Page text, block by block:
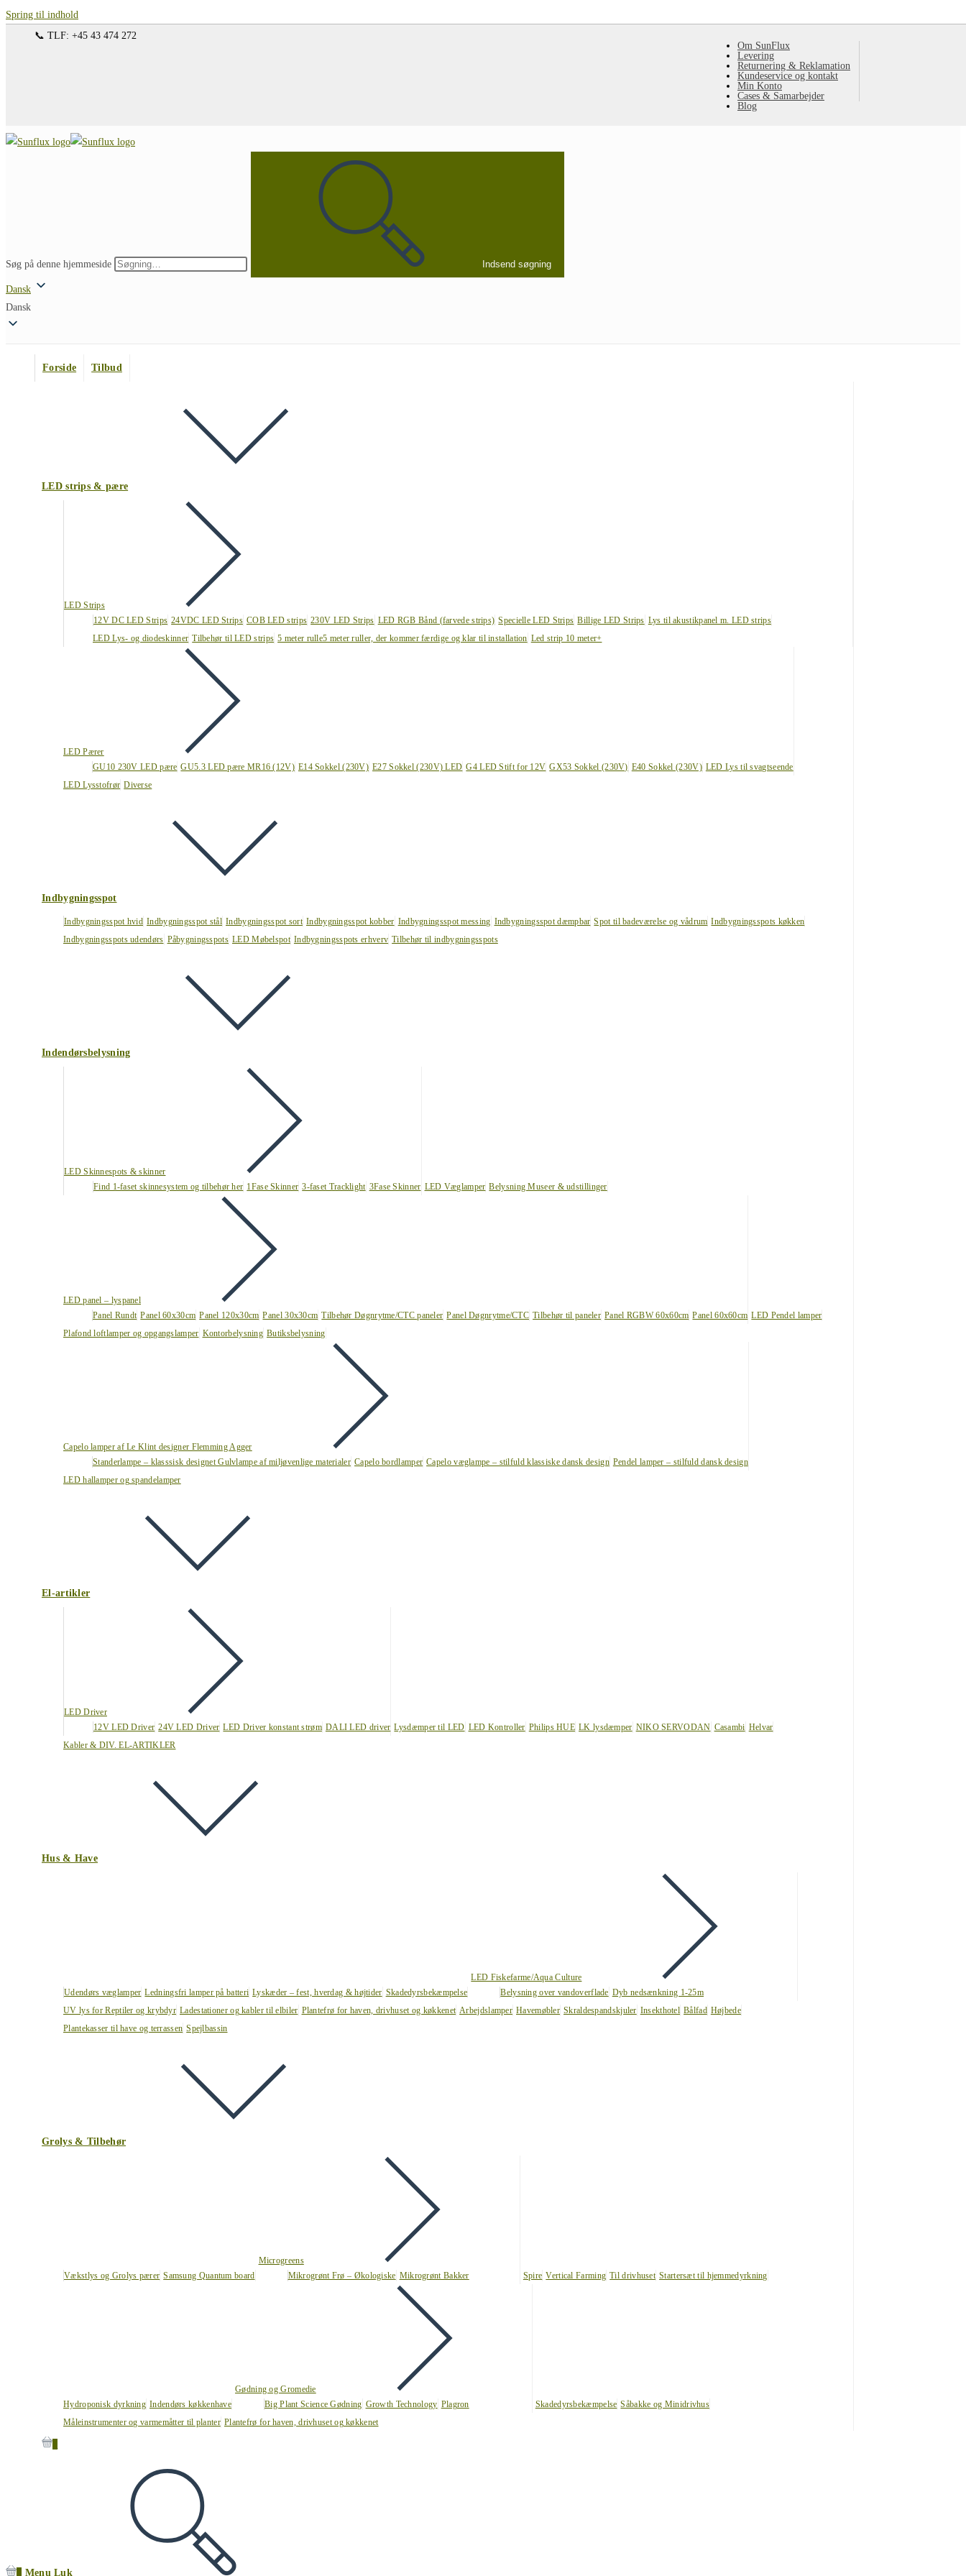
Spring til indhold
Om SunFlux
Levering
Returnering & Reklamation
Kundeservice og kontakt
Min Konto
Cases & Samarbejder
Blog
📞 TLF: +45 43 474 272
Søg på denne hjemmeside Indsend søgning
Dansk
Dansk
Forside Tilbud
LED strips & pære
LED Strips
12V DC LED Strips 24VDC LED Strips COB LED strips 230V LED Strips LED RGB Bånd (farvede strips) Specielle LED Strips Billige LED Strips Lys til akustikpanel m. LED strips
LED Lys- og diodeskinner Tilbehør til LED strips 5 meter rulle5 meter ruller, der kommer færdige og klar til installation Led strip 10 meter+
LED Pærer
GU10 230V LED pære GU5.3 LED pære MR16 (12V) E14 Sokkel (230V) E27 Sokkel (230V) LED G4 LED Stift for 12V GX53 Sokkel (230V) E40 Sokkel (230V) LED Lys til svagtseende
LED Lysstofrør Diverse
Indbygningsspot
Indbygningsspot hvid Indbygningsspot stål Indbygningsspot sort Indbygningsspot kobber Indbygningsspot messing Indbygningsspot dæmpbar Spot til badeværelse og vådrum Indbygningsspots køkken
Indbygningsspots udendørs Påbygningsspots LED Møbelspot Indbygningsspots erhverv Tilbehør til indbygningsspots
Indendørsbelysning
LED Skinnespots & skinner
Find 1-faset skinnesystem og tilbehør her 1Fase Skinner 3-faset Tracklight 3Fase Skinner LED Væglamper Belysning Museer & udstillinger
LED panel – lyspanel
Panel Rundt Panel 60x30cm Panel 120x30cm Panel 30x30cm Tilbehør Døgnrytme/CTC paneler Panel Døgnrytme/CTC Tilbehør til paneler Panel RGBW 60x60cm Panel 60x60cm LED Pendel lamper
Plafond loftlamper og opgangslamper Kontorbelysning Butiksbelysning
Capelo lamper af Le Klint designer Flemming Agger
Standerlampe – klasssisk designet Gulvlampe af miljøvenlige materialer Capelo bordlamper Capelo væglampe – stilfuld klassiske dansk design Pendel lamper – stilfuld dansk design
LED hallamper og spandelamper
El-artikler
LED Driver
12V LED Driver 24V LED Driver LED Driver konstant strøm DALI LED driver Lysdæmper til LED LED Kontroller Philips HUE LK lysdæmper NIKO SERVODAN Casambi Helvar
Kabler & DIV. EL-ARTIKLER
Hus & Have
Udendørs væglamper Ledningsfri lamper på batteri Lyskæder – fest, hverdag & højtider Skadedyrsbekæmpelse
LED Fiskefarme/Aqua Culture
Belysning over vandoverflade Dyb nedsænkning 1-25m
UV lys for Reptiler og krybdyr Ladestationer og kabler til elbiler Plantefrø for haven, drivhuset og køkkenet Arbejdslamper Havemøbler Skraldespandskjuler Insekthotel Bålfad Højbede
Plantekasser til have og terrassen Spejlbassin
Grolys & Tilbehør
Vækstlys og Grolys pærer Samsung Quantum board
Microgreens
Mikrogrønt Frø – Økologiske Mikrogrønt Bakker Spire Vertical Farming Til drivhuset Startersæt til hjemmedyrkning
Hydroponisk dyrkning Indendørs køkkenhave
Gødning og Gromedie
Big Plant Science Gødning Growth Technology Plagron Skadedyrsbekæmpelse Såbakke og Minidrivhus
Måleinstrumenter og varmemåtter til planter Plantefrø for haven, drivhuset og køkkenet
Menu Luk